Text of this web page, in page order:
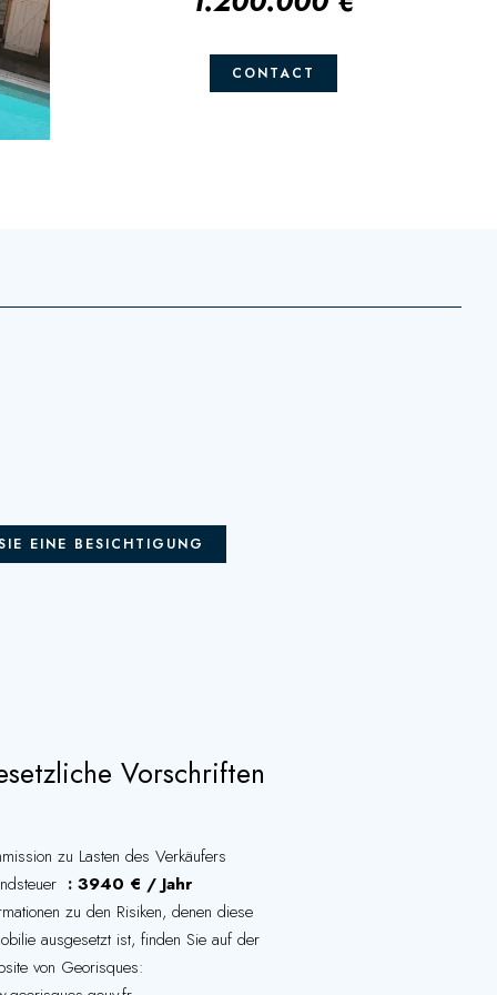
CONTACT
EINE BESICHTIGUNG
Vorschriften
zu Lasten des Verkäufers
3940 € / Jahr
zu den Risiken, denen diese
ausgesetzt ist, finden Sie auf der
von Georisques: